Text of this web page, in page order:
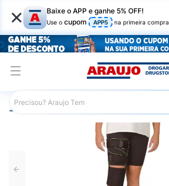
× Baixe o APP e ganhe 5% OFF!
Use o cupom APP5 na primeira compra
Araujo Saúde e Bem Estar